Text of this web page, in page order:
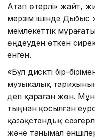
Атап өтерлік жайт,
мерзім ішінде
мемлекеттік
өңдеуден өткен
енген.
«Бұл дискті бір-
музыкалық
деп қараған жөн.
тыңнан қосылған
қазақстандық
және танымал